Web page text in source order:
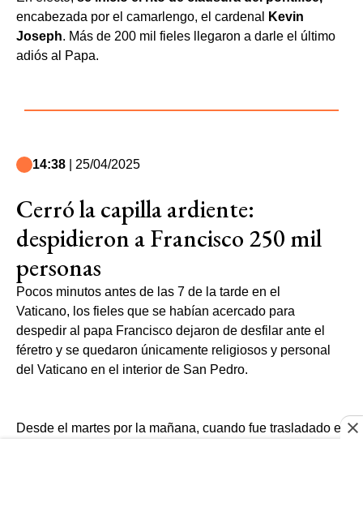
encabezada por el camarlengo, el cardenal
Kevin
Joseph. Más de 200 mil fieles llegaron a darle el último
adiós al Papa.
14:38 | 25/04/2025
Cerró la capilla ardiente:
despidieron a Francisco 250 mil
personas
Pocos minutos antes de las 7 de la tarde en el
Vaticano, los fieles que se habían acercado para
despedir al papa Francisco dejaron de desfilar ante el
féretro y se quedaron únicamente religiosos y personal
del Vaticano en el interior de San Pedro.
Desde el martes por la mañana, cuando fue trasladado el